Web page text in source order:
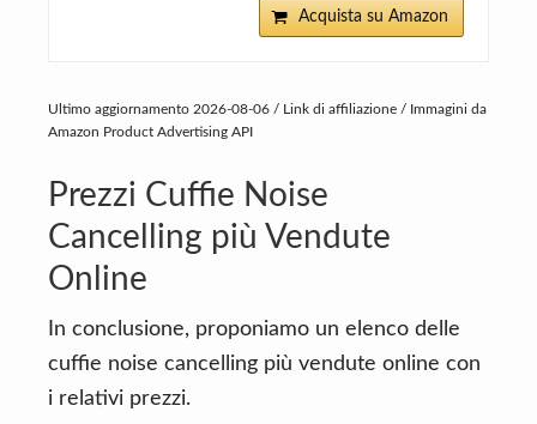
Acquista su Amazon
Ultimo aggiornamento 2026-08-06 / Link di affiliazione / Immagini da
Amazon Product Advertising API
Prezzi Cuffie Noise
Cancelling più Vendute
Online
In conclusione, proponiamo un elenco delle
cuffie noise cancelling più vendute online con
i relativi prezzi.